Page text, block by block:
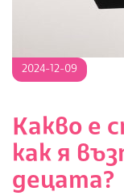
2024-
2024-12-09
Какво е
как я
децата?